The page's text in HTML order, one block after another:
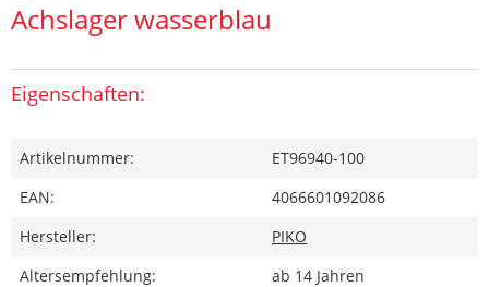
Achslager wasserblau
Eigenschaften:
Artikelnummer:
ET96940-100
EAN:
4066601092086
Hersteller:
PIKO
Altersempfehlung:
ab 14 Jahren